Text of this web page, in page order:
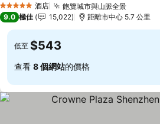
5 星級 酒店 飽覽城市與山脈全景
9.0 極佳 15,022 距離市中心 5.7 公里
低至 $543
查看 8 個網站的價格